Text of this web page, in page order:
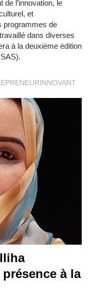
de l’innovation, le
et
programmes de
dans diverses
à la deuxième édition
à la